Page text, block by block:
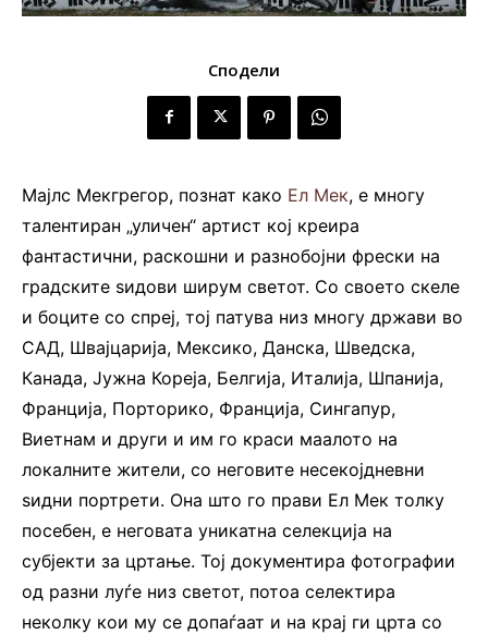
Сподели
Мајлс Мекгрегор, познат како Ел Мек, е многу
талентиран „уличен“ артист кој креира
фантастични, раскошни и разнобојни фрески на
градските ѕидови ширум светот. Со своето скеле
и боците со спреј, тој патува низ многу држави во
САД, Швајцарија, Мексико, Данска, Шведска,
Канада, Јужна Кореја, Белгија, Италија, Шпанија,
Франција, Порторико, Франција, Сингапур,
Виетнам и други и им го краси маалото на
локалните жители, со неговите несекојдневни
ѕидни портрети. Она што го прави Ел Мек толку
посебен, е неговата уникатна селекција на
субјекти за цртање. Тој документира фотографии
од разни луѓе низ светот, потоа селектира
неколку кои му се допаѓаат и на крај ги црта со